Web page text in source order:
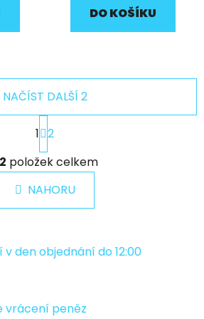
DO KOŠÍKU
O
v
l
á
d
c
í
v
NAČÍST DALŠÍ 2
S
t
r
á
n
k
n
í
1 2
položek celkem
NAHORU
v den objednání do 12:00
vrácení peněz